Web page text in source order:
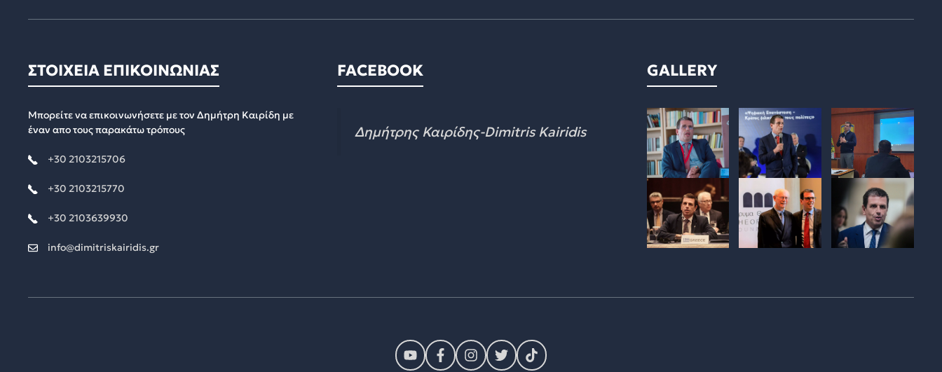
ΣΤΟΙΧΕΙΑ ΕΠΙΚΟΙΝΩΝΙΑΣ
Μπορείτε να επικοινωνήσετε με τον Δημήτρη Καιρίδη με
έναν απο τους παρακάτω τρόπους
+30 2103215706
+30 2103215770
+30 2103639930
info@dimitriskairidis.gr
FACEBOOK
Δημήτρης Καιρίδης-Dimitris Kairidis
GALLERY